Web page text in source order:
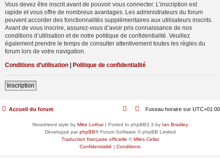
Vous devez être inscrit avant de pouvoir vous connecter. L’inscription est
rapide et vous offre de nombreux avantages. Les administrateurs du forum
peuvent accorder des fonctionnalités supplémentaires aux utilisateurs inscrits.
Avant de vous inscrire, assurez-vous d’avoir pris connaissance de nos
conditions d’utilisation et de notre politique de confidentialité. Veuillez
également prendre le temps de consulter attentivement toutes les règles du
forum lors de votre navigation.
Conditions d’utilisation | Politique de confidentialité
Inscription
Accueil du forum Fuseau horaire sur UTC+01:00
Nosebleed style by Mike Lothar| Ported to phpBB3.3 by Ian Bradley
Développé parphpBB® Forum Software © phpBB Limited
Traduction française officielle ©Miles Cellar
Confidentialité | Conditions